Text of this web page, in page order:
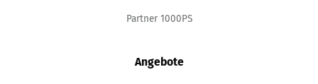
Partner 1000PS
Angebote